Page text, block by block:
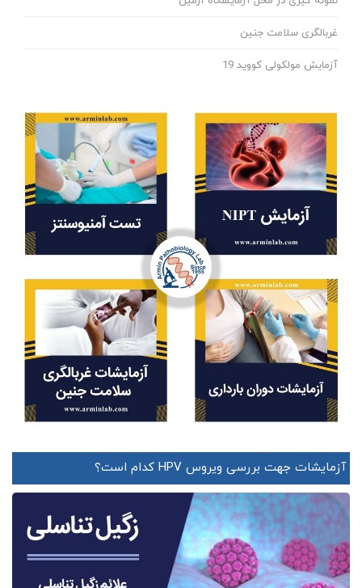
غربالگری سلامت جنین
آزمایش مولکولی کووید 19
آزمایشات جهت بررسی ویروس HPV کدام است؟